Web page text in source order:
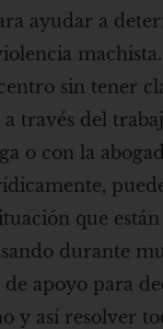
ayudar a
sin tener
través del
o con la
que
durante
apoyo para
y así resolver